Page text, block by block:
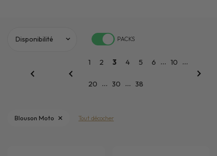
PACKS
1 2 3 4 5 6 ... 10 ...
20 ... 30 ... 38
Blouson Moto Tout décocher